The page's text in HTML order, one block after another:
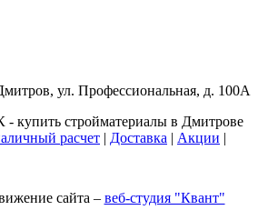
ул. Профессиональная, д. 100А
купить стройматериалы в Дмитрове
расчет | Доставка | Акции |
сайта – веб-студия "Квант"